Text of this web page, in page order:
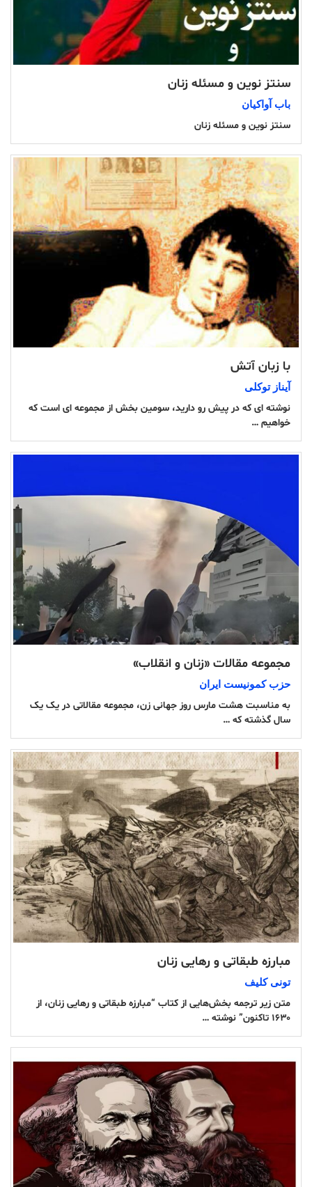
سنتز نوین و مسئله زنان
باب آواکیان
سنتز نوین و مسئله زنان
با زبان آتش
آیناز توکلی
نوشته ای که در پیش رو دارید، سومین بخش از مجموعه ای است که
خواهیم …
مجموعه مقالات «زنان و انقلاب»
حزب کمونیست ایران
به مناسبت هشت مارس روز جهانی زن، مجموعه مقالاتی در یک یک
سال گذشته که …
مبارزه طبقاتی و رهایی زنان
تونی کلیف
متن زیر ترجمه بخش‌هایی از کتاب “مبارزه طبقاتی و رهایی زنان، از
۱۶۳۰ تاکنون” نوشته …